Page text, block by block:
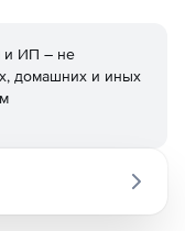
и ИП – не
домашних и иных